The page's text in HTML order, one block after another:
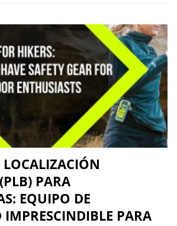
LOCALIZACIÓN
PARA
EQUIPO DE
IMPRESCINDIBLE PARA